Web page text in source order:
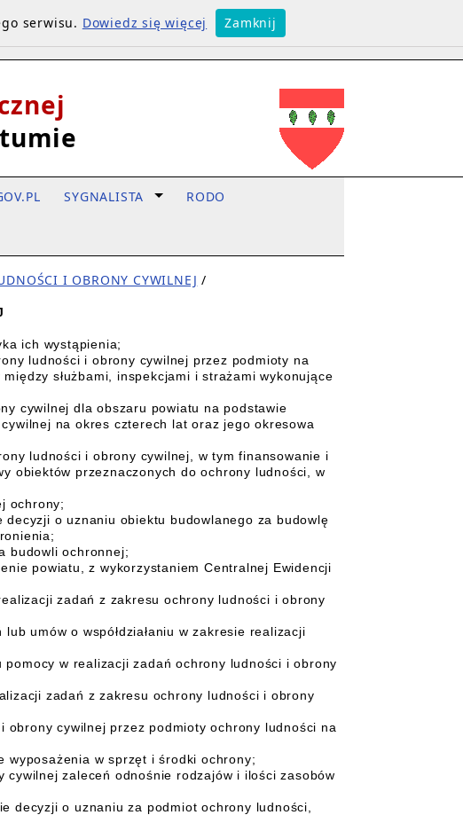
SYGNALISTA RODO
I OBRONY CYWILNEJ /
ich wystąpienia;
ludności i obrony cywilnej przez podmioty na
służbami, inspekcjami i strażami wykonujące
cywilnej dla obszaru powiatu na podstawie
na okres czterech lat oraz jego okresowa
ludności i obrony cywilnej, w tym finansowanie i
obiektów przeznaczonych do ochrony ludności, w
ochrony;
o uznaniu obiektu budowlanego za budowlę
budowli ochronnej;
powiatu, z wykorzystaniem Centralnej Ewidencji
zadań z zakresu ochrony ludności i obrony
umów o współdziałaniu w zakresie realizacji
pomocy w realizacji zadań ochrony ludności i obrony
zadań z zakresu ochrony ludności i obrony
cywilnej przez podmioty ochrony ludności na
wyposażenia w sprzęt i środki ochrony;
zaleceń odnośnie rodzajów i ilości zasobów
decyzji o uznaniu za podmiot ochrony ludności,
serwisu. Dowiedz się więcej Zamknij